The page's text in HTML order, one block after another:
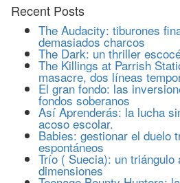
Recent Posts
The Audacity: tiburones
demasiados charcos
The Dark: un thriller
The Killings at Parrish
masacre, dos líneas
El gran fondo: las
fondos soberanos
Así Aprenderás: la lucha
acoso escolar.
Babies: gestionar el duelo
espontáneos
Trío ( Suecia): un triángulo
dimensiones